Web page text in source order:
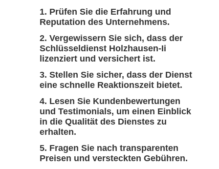
Prüfen Sie die Erfahrung und
Reputation des Unternehmens.
Vergewissern Sie sich, dass der
Schlüsseldienst Holzhausen-Ii
lizenziert und versichert ist.
Stellen Sie sicher, dass der Dienst
eine schnelle Reaktionszeit bietet.
Lesen Sie Kundenbewertungen
und Testimonials, um einen Einblick
in die Qualität des Dienstes zu
erhalten.
Fragen Sie nach transparenten
Preisen und versteckten Gebühren.